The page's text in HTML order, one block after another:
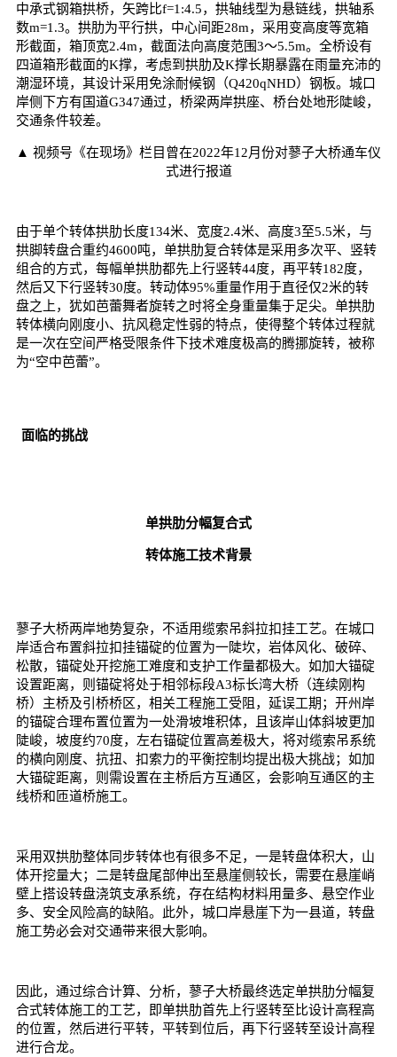
中承式钢箱拱桥，矢跨比f=1:4.5，拱轴线型为悬链线，拱轴系
数m=1.3。拱肋为平行拱，中心间距28m，采用变高度等宽箱
形截面，箱顶宽2.4m，截面法向高度范围3～5.5m。全桥设有
四道箱形截面的K撑，考虑到拱肋及K撑长期暴露在雨量充沛的
潮湿环境，其设计采用免涂耐候钢（Q420qNHD）钢板。城口
岸侧下方有国道G347通过，桥梁两岸拱座、桥台处地形陡峻，
交通条件较差。
▲ 视频号《在现场》栏目曾在2022年12月份对蓼子大桥通车仪
式进行报道
由于单个转体拱肋长度134米、宽度2.4米、高度3至5.5米，与
拱脚转盘合重约4600吨，单拱肋复合转体是采用多次平、竖转
组合的方式，每幅单拱肋都先上行竖转44度，再平转182度，
然后又下行竖转30度。转动体95%重量作用于直径仅2米的转
盘之上，犹如芭蕾舞者旋转之时将全身重量集于足尖。单拱肋
转体横向刚度小、抗风稳定性弱的特点，使得整个转体过程就
是一次在空间严格受限条件下技术难度极高的腾挪旋转，被称
为“空中芭蕾”。
面临的挑战
单拱肋分幅复合式
转体施工技术背景
蓼子大桥两岸地势复杂，不适用缆索吊斜拉扣挂工艺。在城口
岸适合布置斜拉扣挂锚碇的位置为一陡坎，岩体风化、破碎、
松散，锚碇处开挖施工难度和支护工作量都极大。如加大锚碇
设置距离，则锚碇将处于相邻标段A3标长湾大桥（连续刚构
桥）主桥及引桥桥区，相关工程施工受阻，延误工期；开州岸
的锚碇合理布置位置为一处滑坡堆积体，且该岸山体斜坡更加
陡峻，坡度约70度，左右锚碇位置高差极大，将对缆索吊系统
的横向刚度、抗扭、扣索力的平衡控制均提出极大挑战；如加
大锚碇距离，则需设置在主桥后方互通区，会影响互通区的主
线桥和匝道桥施工。
采用双拱肋整体同步转体也有很多不足，一是转盘体积大，山
体开挖量大；二是转盘尾部伸出至悬崖侧较长，需要在悬崖峭
壁上搭设转盘浇筑支承系统，存在结构材料用量多、悬空作业
多、安全风险高的缺陷。此外，城口岸悬崖下为一县道，转盘
施工势必会对交通带来很大影响。
因此，通过综合计算、分析，蓼子大桥最终选定单拱肋分幅复
合式转体施工的工艺，即单拱肋首先上行竖转至比设计高程高
的位置，然后进行平转，平转到位后，再下行竖转至设计高程
进行合龙。